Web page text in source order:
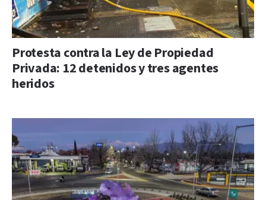
Protesta contra la Ley de Propiedad
Privada: 12 detenidos y tres agentes
heridos